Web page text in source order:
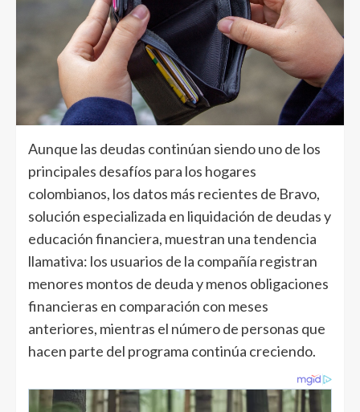
Aunque las deudas continúan siendo uno de los
principales desafíos para los hogares
colombianos, los datos más recientes de Bravo,
solución especializada en liquidación de deudas y
educación financiera, muestran una tendencia
llamativa: los usuarios de la compañía registran
menores montos de deuda y menos obligaciones
financieras en comparación con meses
anteriores, mientras el número de personas que
hacen parte del programa continúa creciendo.